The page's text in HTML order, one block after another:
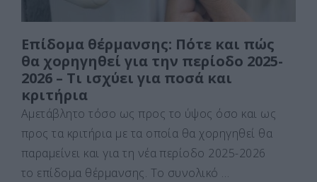
Επίδομα θέρμανσης: Πότε και πώς
θα χορηγηθεί για την περίοδο 2025-
2026 – Τι ισχύει για ποσά και
κριτήρια
Αμετάβλητο τόσο ως προς το ύψος όσο και ως
προς τα κριτήρια με τα οποία θα χορηγηθεί θα
παραμείνει και για τη νέα περίοδο 2025-2026
το επίδομα θέρμανσης. Το συνολικό …